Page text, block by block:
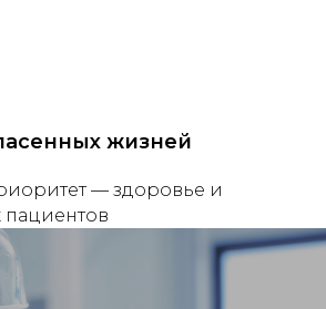
жизней
— здоровье и